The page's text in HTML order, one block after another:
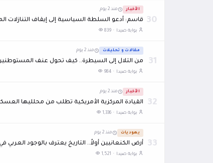
30
الأخبار منذ 2 يوم
قاسم: أدعو السلطة السياسية إلى إيقاف التنازلات
بوابة صيدا · 839
31
مقالات و تحليلات منذ 2 يوم
من التلال إلى السيطرة.. كيف تحول عنف
بوابة صيدا · 984
32
الأخبار منذ 2 يوم
القيادة المركزية الأمريكية تطلب من محلليها
بوابة صيدا · 1,336
33
يهوديات منذ 2 يوم
أرض الكنعانيين أولاً.. التاريخ يعترف بالوجود العربي
بوابة صيدا · 1,521